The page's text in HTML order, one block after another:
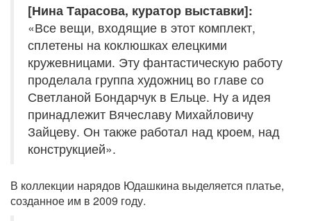
[Нина Тарасова, куратор выставки]:
«Все вещи, входящие в этот комплект,
сплетены на коклюшках елецкими
кружевницами. Эту фантастическую работу
проделала группа художниц во главе со
Светланой Бондарчук в Ельце. Ну а идея
принадлежит Вячеславу Михайловичу
Зайцеву. Он также работал над кроем, над
конструкцией».
В коллекции нарядов Юдашкина выделяется платье,
созданное им в 2009 году.